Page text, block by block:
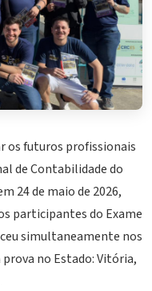
os futuros profissionais
de Contabilidade do
24 de maio de 2026,
participantes do Exame
simultaneamente nos
no Estado: Vitória,